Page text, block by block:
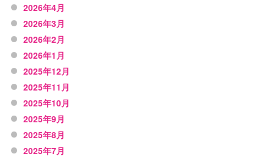
2026年4月
2026年3月
2026年2月
2026年1月
2025年12月
2025年11月
2025年10月
2025年9月
2025年8月
2025年7月